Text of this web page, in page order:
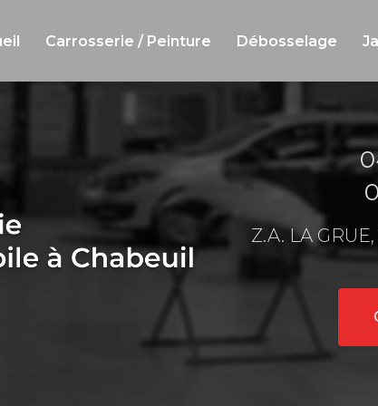
Carrosserie / Peinture Débosselage
Z.A. LA